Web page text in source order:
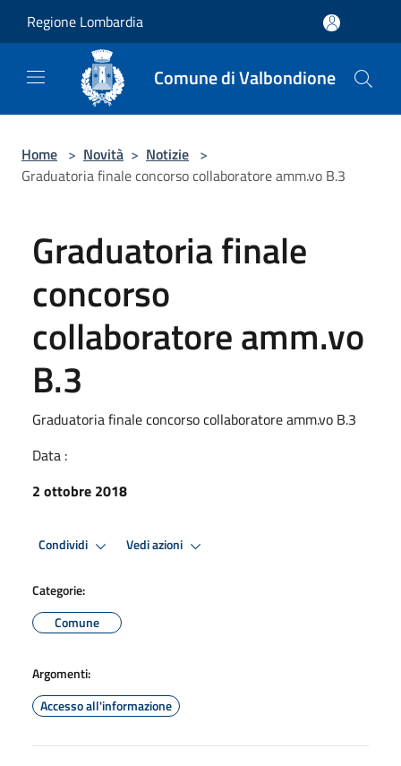
Regione Lombardia
Comune di Valbondione
Home > Novità > Notizie >
Graduatoria finale concorso collaboratore amm.vo B.3
Graduatoria finale
concorso
collaboratore amm.vo
B.3
Graduatoria finale concorso collaboratore amm.vo B.3
Data :
2 ottobre 2018
Condividi Vedi azioni
Categorie:
Comune
Argomenti:
Accesso all'informazione